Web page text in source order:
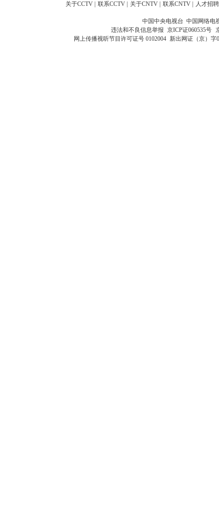
关于CCTV 联系CCTV 关于CNTV 联系CNTV 人才招聘
中国中央电视台 中国网络电
违法和不良信息举报 京ICP证060535号
网上传播视听节目许可证号 0102004 新出网证（京）